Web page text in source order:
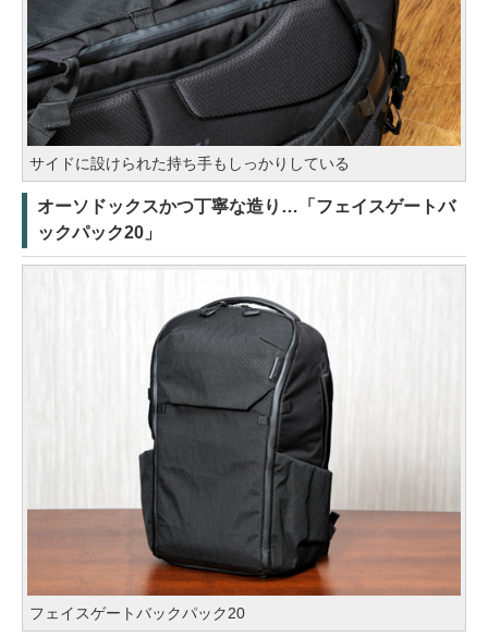
サイドに設けられた持ち手もしっかりしている
オーソドックスかつ丁寧な造り…「フェイスゲートバ
ックパック20」
フェイスゲートバックパック20